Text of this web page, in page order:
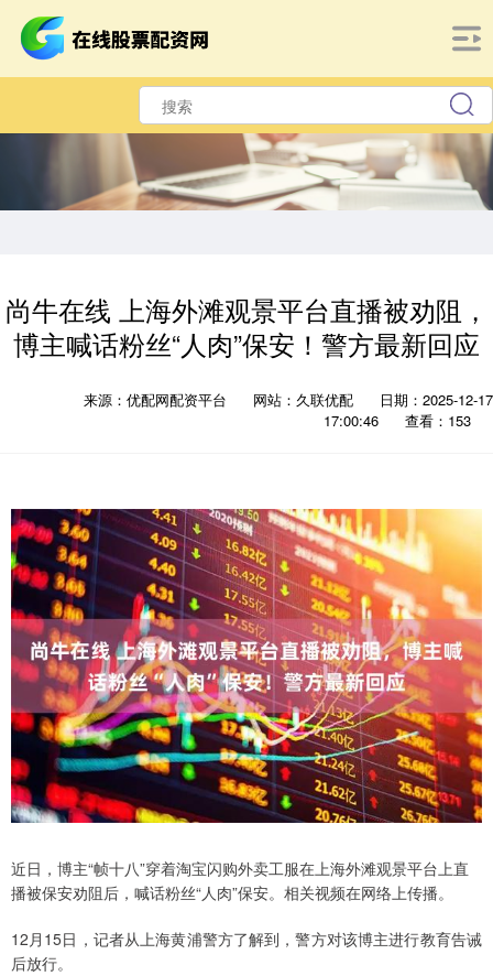
尚牛在线 上海外滩观景平台直播被劝阻，
博主喊话粉丝“人肉”保安！警方最新回应
来源：优配网配资平台 网站：久联优配
日期：2025-12-17
17:00:46
查看：153
近日，博主“帧十八”穿着淘宝闪购外卖工服在上海外滩观景平台上直
播被保安劝阻后，喊话粉丝“人肉”保安。相关视频在网络上传播。
12月15日，记者从上海黄浦警方了解到，警方对该博主进行教育告诫
后放行。